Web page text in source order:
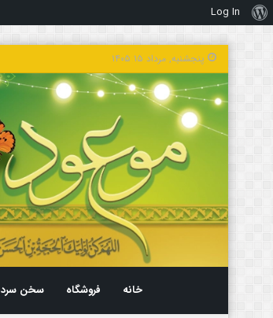
درباره
وردپرس
Log In
پنجشنبه, مرداد ۱۵ ۱۴۰۵
خانه فروشگاه سخن